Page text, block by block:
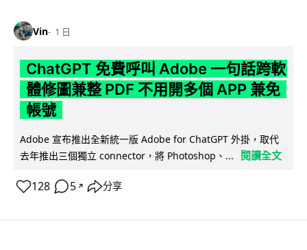
Vin 1 日
ChatGPT 免費呼叫 Adobe 一句話跨軟
體修圖兼整 PDF 不用開多個 APP 兼免
帳號
Adobe 宣布推出全新統一版 Adobe for ChatGPT 外掛，取代
去年推出三個獨立 connector，將 Photoshop、...
閱讀全文
128 5 ↗ 分享